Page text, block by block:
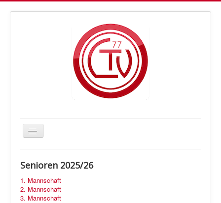
Navigation
an/aus
Vorstand
Trainer
Senioren 2025/26
1. Mannschaft
2. Mannschaft
3. Mannschaft